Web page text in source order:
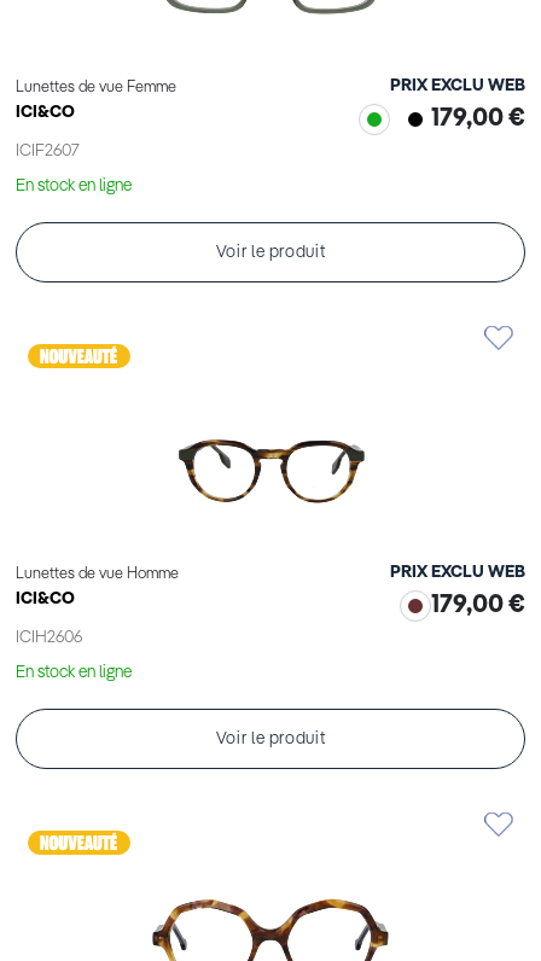
Lunettes de vue Femme
ICI&CO
ICIF2607
PRIX EXCLU WEB
179,00 €
En stock en ligne
Voir le produit
Lunettes de vue Homme
ICI&CO
ICIH2606
PRIX EXCLU WEB
179,00 €
En stock en ligne
Voir le produit